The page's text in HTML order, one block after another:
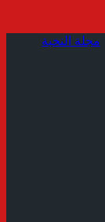
مجلة النخبة